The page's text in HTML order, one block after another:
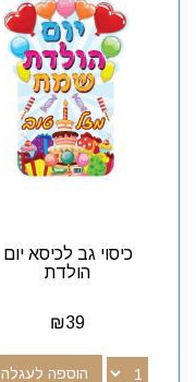
כיסוי גב לכיסא יום
הולדת
₪39
הוספה לעגלה